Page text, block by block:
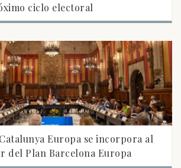
ciclo electoral
Europa se incorpora al
del Plan Barcelona Europa